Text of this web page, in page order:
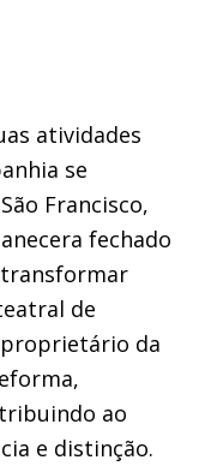
atividades
se
Francisco,
fechado
de
da
ao
e distinção.